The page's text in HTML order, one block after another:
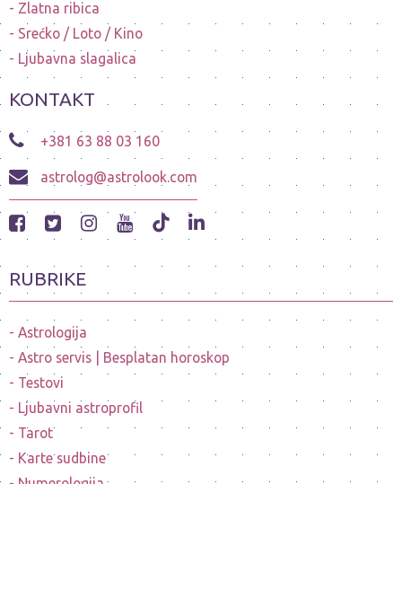
Zlatna ribica
Srećko / Loto / Kino
Ljubavna slagalica
KONTAKT
+381 63 88 03 160
astrolog@astrolook.com
RUBRIKE
Astrologija
Astro servis | Besplatan horoskop
Testovi
Ljubavni astroprofil
Tarot
Karte sudbine
Numerologija